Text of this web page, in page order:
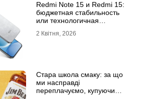
Redmi Note 15 и Redmi 15:
бюджетная стабильность
или технологичная
2 Квітня, 2026
Стара школа смаку: за що
ми насправді
переплачуємо, купуючи